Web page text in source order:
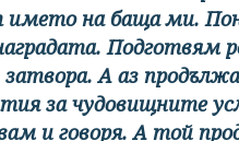
името на баща ми.
Подготвям
А аз
за чудовищните
и говоря. А той